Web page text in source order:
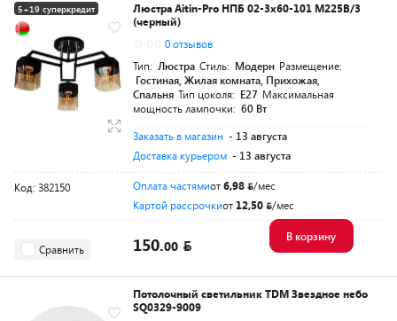
5+19 суперкредит
Люстра Aitin-Pro НПБ 02-3x60-101 M225B/3
(черный)
0 отзывов
Тип: Люстра Стиль: Модерн Размещение:
Гостиная, Жилая комната, Прихожая,
Спальня Тип цоколя: E27 Максимальная
мощность лампочки: 60 Вт
Заказать в магазин - 13 августа
Доставка курьером - 13 августа
Код: 382150 Оплата частямиот6,98
/мес
Картой рассрочкиот 12,50 /мес
Сравнить 150.00
В корзину
Потолочный светильник TDM Звездное небо
SQ0329-9009